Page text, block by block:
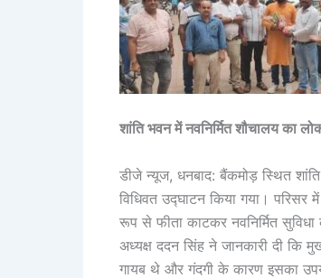
शांति भवन में नवनिर्मित शौचालय का
डीजे न्यूज, धनबाद: बैंकमोड़ स्थित
विधिवत उद्घाटन किया गया।
रूप से फीता काटकर नवनिर्मित सुविधा
अध्यक्ष ददन सिंह ने जानकारी दी कि
गायब थे और गंदगी के कारण इसका